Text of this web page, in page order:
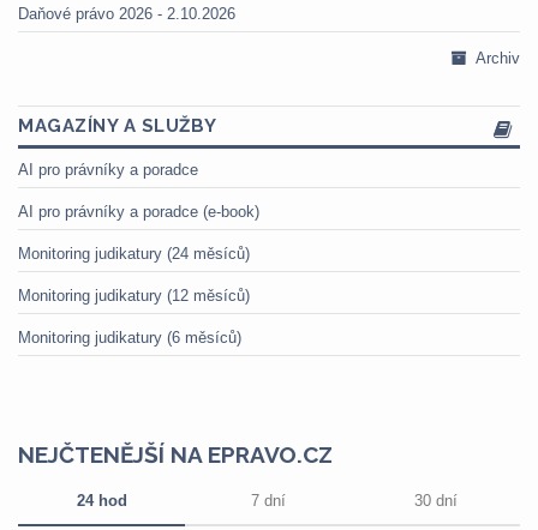
Daňové právo 2026 - 2.10.2026
Archiv
MAGAZÍNY A SLUŽBY
AI pro právníky a poradce
AI pro právníky a poradce (e-book)
Monitoring judikatury (24 měsíců)
Monitoring judikatury (12 měsíců)
Monitoring judikatury (6 měsíců)
NEJČTENĚJŠÍ NA EPRAVO.CZ
24 hod 7 dní 30 dní